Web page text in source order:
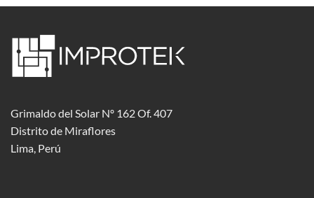
Grimaldo del Solar Nº 162 Of. 407
Distrito de Miraflores
Lima, Perú